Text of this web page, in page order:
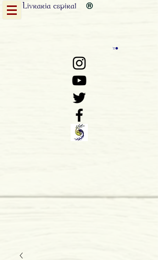
Livraria espiral